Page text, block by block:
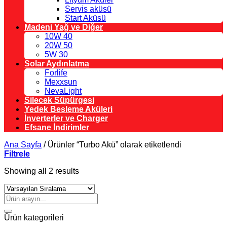
Servis aküsü
Start Aküsü
Madeni Yağ ve Diğer
10W 40
20W 50
5W 30
Solar Aydınlatma
Forlife
Mexxsun
NevaLight
Silecek Süpürgesi
Yedek Besleme Aküleri
İnverterler ve Charger
Efsane İndirimler
Ana Sayfa /Ürünler “Turbo Akü” olarak etiketlendi
Filtrele
Showing all 2 results
Ara:
Ürün kategorileri